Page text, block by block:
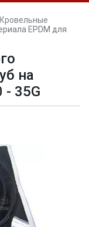
Кровельные
EPDM для
на
- 35G